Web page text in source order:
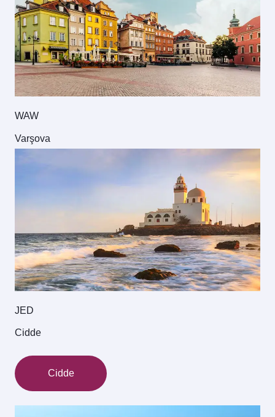
WAW
Varşova
JED
Cidde
Cidde